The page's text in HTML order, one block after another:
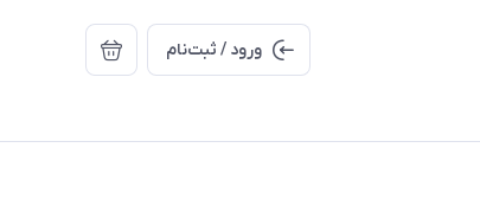
ورود / ثبت‌نام